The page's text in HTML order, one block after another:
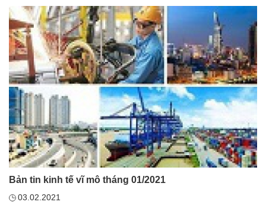
Bản tin kinh tế vĩ mô tháng 01/2021
03.02.2021